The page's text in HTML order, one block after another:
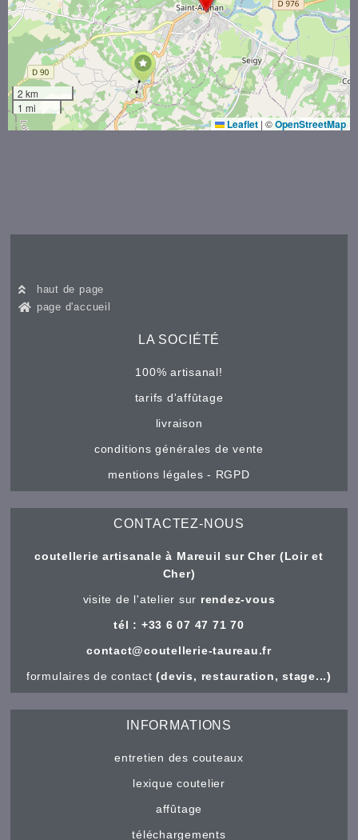
2 km
1 mi
Leaflet | ©OpenStreetMap
haut de page
page d'accueil
LA SOCIÉTÉ
100% artisanal!
tarifs d'affûtage
livraison
conditions générales de vente
mentions légales - RGPD
CONTACTEZ-NOUS
coutellerie artisanale à Mareuil sur Cher (Loir et
Cher)
visite de l'atelier sur rendez-vous
tél : +33 6 07 47 71 70
contact@coutellerie-taureau.fr
formulaires de contact(devis, restauration, stage...)
INFORMATIONS
entretien des couteaux
lexique coutelier
affûtage
téléchargements